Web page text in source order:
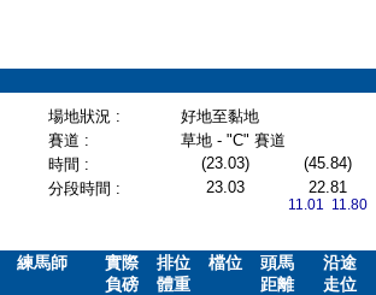
場地狀況 :
好地至黏地
賽道 :
草地 - "C" 賽道
時間 : (23.03) (45.84)
分段時間 :
23.03 22.81
11.01 11.80
練馬師
實際
負磅
排位
體重
檔位
頭馬
距離
沿途
走位